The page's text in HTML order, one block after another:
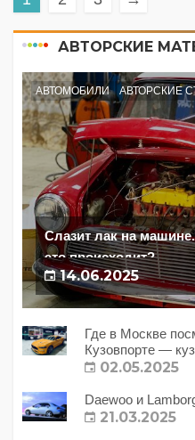
АВТОРСКИЕ
АВТОМОБИЛИ АВТОРСКИЕ
Слазит лак на
это происходит?
14.06.2025
Где в Москве
Кузовпорте —
02.05.2025
Daewoo и
21.03.2025